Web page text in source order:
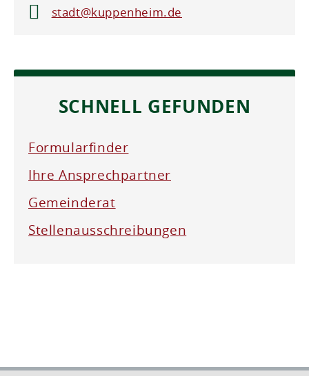
stadt@kuppenheim.de
SCHNELL GEFUNDEN
Formularfinder
Ihre Ansprechpartner
Gemeinderat
Stellenausschreibungen